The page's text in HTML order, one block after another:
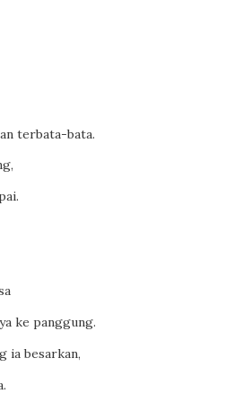
terbata-bata.
ke panggung.
ia besarkan,